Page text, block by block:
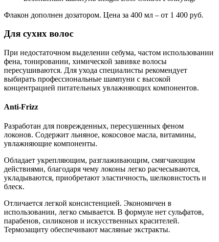
Флакон дополнен дозатором. Цена за 400 мл – от 1 400 руб.
Для сухих волос
При недостаточном выделении себума, частом использовании
фена, тонировании, химической завивке волосы
пересушиваются. Для ухода специалисты рекомендует
выбирать профессиональные шампуни с высокой
концентрацией питательных увлажняющих компонентов.
Anti-Frizz
Разработан для поврежденных, пересушенных феном
локонов. Содержит льняное, кокосовое масла, витамины,
увлажняющие компоненты.
Обладает укрепляющим, разглаживающим, смягчающим
действиями, благодаря чему локоны легко расчесываются,
укладываются, приобретают эластичность, шелковистость и
блеск.
Отличается легкой консистенцией. Экономичен в
использовании, легко смывается. В формуле нет сульфатов,
парабенов, силиконов и искусственных красителей.
Термозащиту обеспечивают масляные экстракты.